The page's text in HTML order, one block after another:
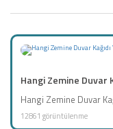
Hangi Zemine Duvar
Hangi Zemine Duvar
12861 görüntülenme